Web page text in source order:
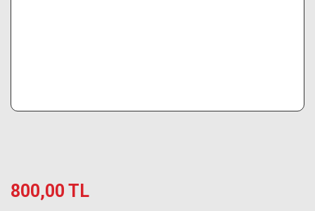
800,00 TL